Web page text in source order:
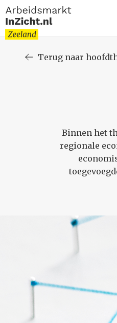
Terug naar
Binnen het
regionale